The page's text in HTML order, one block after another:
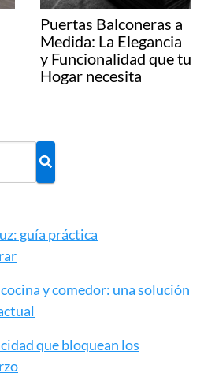
Puertas Balconeras a
Medida: La Elegancia
y Funcionalidad que tu
Hogar necesita
guía práctica
y comedor: una solución
que bloquean los